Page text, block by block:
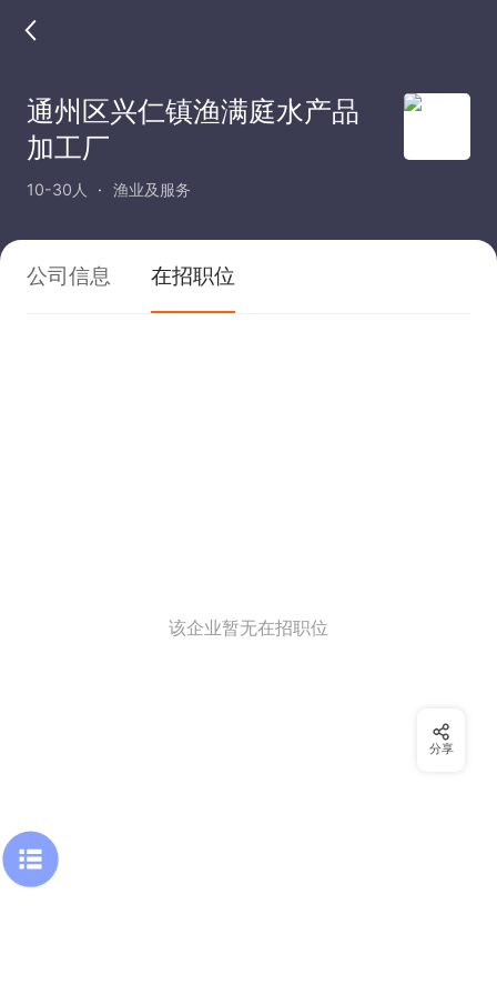
通州区兴仁镇渔满庭水产品
加工厂
10-30人 渔业及服务
公司信息 在招职位
该企业暂无在招职位
分享